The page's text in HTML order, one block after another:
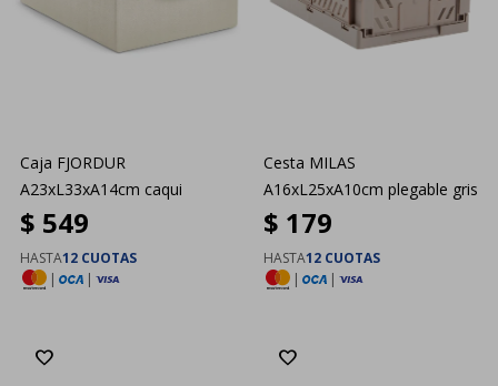
Caja FJORDUR
A23xL33xA14cm caqui
$ 549
HASTA12 CUOTAS
|
|
Cesta MILAS
A16xL25xA10cm plegable gris
$ 179
HASTA12 CUOTAS
|
|